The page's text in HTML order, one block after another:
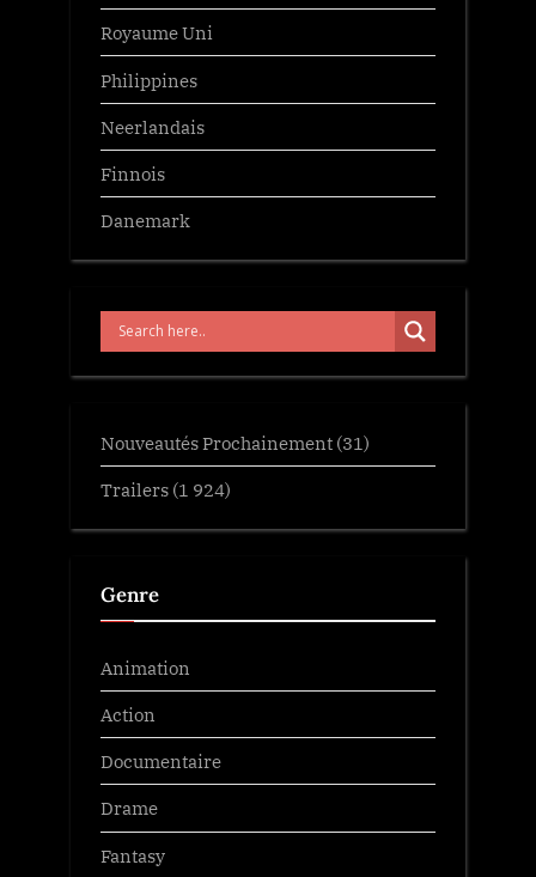
Royaume Uni
Philippines
Neerlandais
Finnois
Danemark
Nouveautés Prochainement (31)
Trailers (1 924)
Genre
Animation
Action
Documentaire
Drame
Fantasy